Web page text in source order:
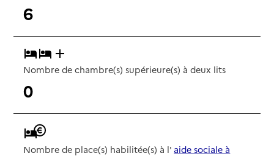
6
Nombre de chambre(s) supérieure(s) à deux lits
0
Nombre de place(s) habilitée(s) à l' aide sociale à